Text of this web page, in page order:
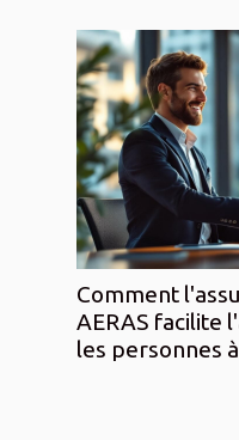
Comment
AERAS facilite
les personnes